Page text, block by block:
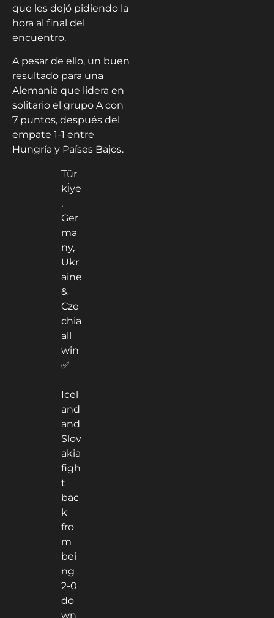
que les dejó pidiendo la
hora al final del
encuentro.
A pesar de ello, un buen
resultado para una
Alemania que lidera en
solitario el grupo A con
7 puntos, después del
empate 1-1 entre
Hungría y Países Bajos.
Tür
ki̇ye
,
Ger
ma
ny,
Ukr
aine
&
Cze
chia
all
win
✅
Icel
and
and
Slov
akia
figh
t
bac
k
fro
m
bei
ng
2-0
do
wn